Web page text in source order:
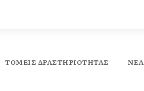
ΤΟΜΕΊΣ ΔΡΑΣΤΗΡΙΌΤΗΤΑΣ ΝΕΑ